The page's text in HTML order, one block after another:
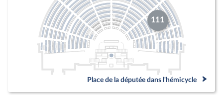
111
Place de la députée dans l'hémicycle